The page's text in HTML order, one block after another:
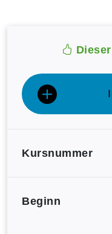
Kursnummer
Beginn